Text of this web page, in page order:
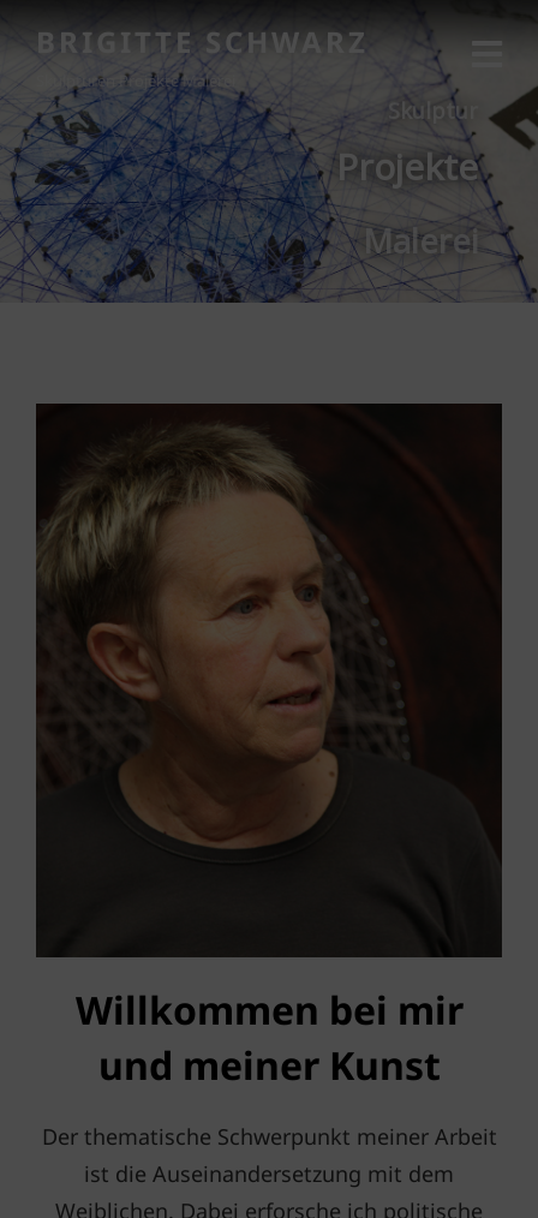
Skulptur
Projekte
Malerei
BRIGITTE SCHWARZ
Skulpturen Projekte Malerei
Willkommen bei mir
und meiner Kunst
Der thematische Schwerpunkt meiner Arbeit
ist die Auseinandersetzung mit dem
Weiblichen. Dabei erforsche ich politische